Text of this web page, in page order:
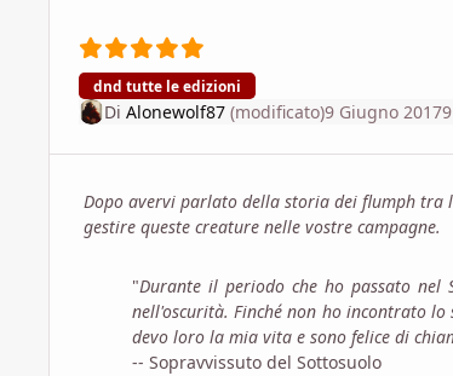
dnd tutte le edizioni
Di Alonewolf87 (modificato)9 Giugno 2017
Dopo avervi parlato della storia dei flumph tra
gestire queste creature nelle vostre campagne.
"Durante il periodo che ho passato
nell'oscurità. Finché non ho incontrato
devo loro la mia vita e sono felice di
-- Sopravvissuto del Sottosuolo